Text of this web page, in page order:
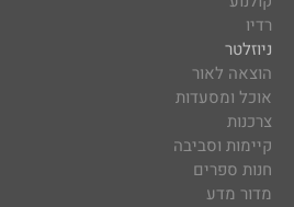
רדיו
ניוזלטר
הוצאה לאור
אוכל ומסעדות
צרכנות
קיימות וסביבה
חנות ספרים
מדור מדע